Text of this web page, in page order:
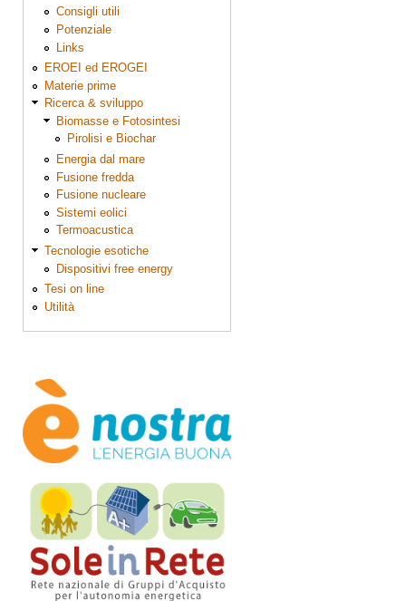
Consigli utili
Potenziale
Links
EROEI ed EROGEI
Materie prime
Ricerca & sviluppo
Biomasse e Fotosintesi
Pirolisi e Biochar
Energia dal mare
Fusione fredda
Fusione nucleare
Sistemi eolici
Termoacustica
Tecnologie esotiche
Dispositivi free energy
Tesi on line
Utilità